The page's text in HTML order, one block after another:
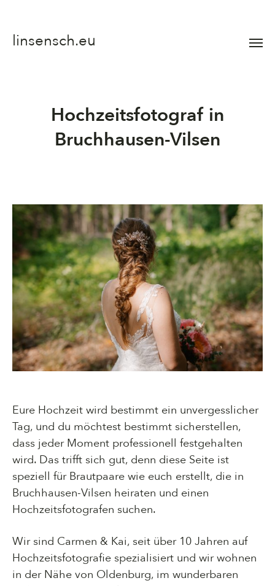
linsensch.eu
Menü
Hochzeitsfotograf in
Bruchhausen-Vilsen
Eure Hochzeit wird bestimmt ein unvergesslicher
Tag, und du möchtest bestimmt sicherstellen,
dass jeder Moment professionell festgehalten
wird. Das trifft sich gut, denn diese Seite ist
speziell für Brautpaare wie euch erstellt, die in
Bruchhausen-Vilsen heiraten und einen
Hochzeitsfotografen suchen.
Wir sind Carmen & Kai, seit über 10 Jahren auf
Hochzeitsfotografie spezialisiert und wir wohnen
in der Nähe von Oldenburg, im wunderbaren